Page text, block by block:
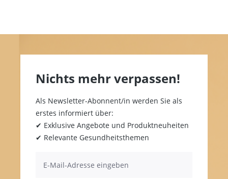
Nichts mehr verpassen!
Als Newsletter-Abonnent/in werden Sie als
erstes informiert über:
✔ Exklusive Angebote und Produktneuheiten
✔ Relevante Gesundheitsthemen